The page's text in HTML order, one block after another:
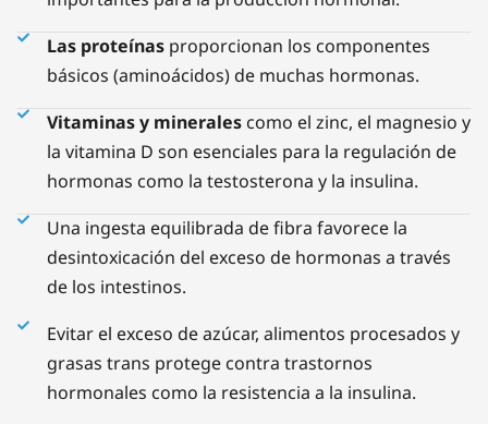
Las proteínasproporcionan los componentes
básicos (aminoácidos) de muchas hormonas.
Vitaminas y mineralescomo el zinc, el magnesio y
la vitamina D son esenciales para la regulación de
hormonas como la testosterona y la insulina.
Una ingesta equilibrada de fibra favorece la
desintoxicación del exceso de hormonas a través
de los intestinos.
Evitar el exceso de azúcar, alimentos procesados y
grasas trans protege contra trastornos
hormonales como la resistencia a la insulina.